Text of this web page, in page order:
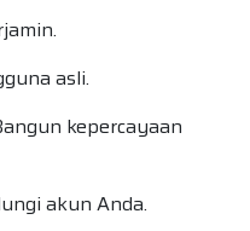
asli.
kepercayaan
akun Anda.